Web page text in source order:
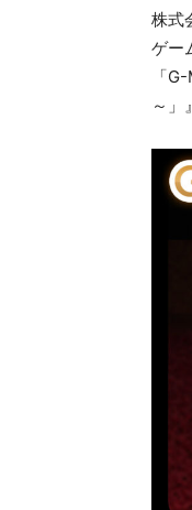
株式
ゲー
「
～」